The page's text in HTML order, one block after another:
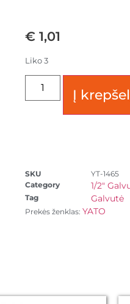
€ 1,01
Liko 3
Į
SKU
YT-1465
Category
1/2"
Tag Galvutė
Prekės ženklas: YATO